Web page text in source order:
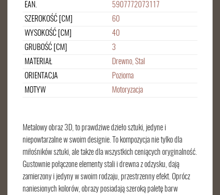
EAN.
5907772073117
SZEROKOŚĆ [CM]
60
WYSOKOŚĆ [CM]
40
GRUBOŚĆ [CM]
3
MATERIAŁ
Drewno, Stal
ORIENTACJA
Pozioma
MOTYW
Motoryzacja
Metalowy obraz 3D, to prawdziwe dzieło sztuki, jedyne i
niepowtarzalne w swoim designie. To kompozycja nie tylko dla
miłośników sztuki, ale także dla wszystkich ceniących oryginalność.
Gustownie połączone elementy stali i drewna z odzysku, dają
zamierzony i jedyny w swoim rodzaju, przestrzenny efekt. Oprócz
naniesionych kolorów, obrazy posiadają szeroką paletę barw